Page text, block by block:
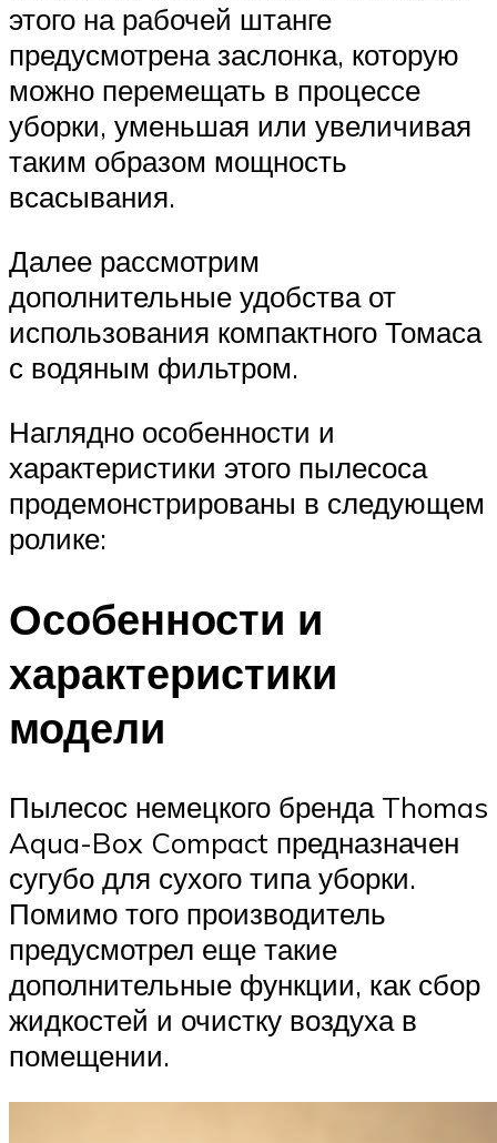
этого на рабочей штанге
предусмотрена заслонка, которую
можно перемещать в процессе
уборки, уменьшая или увеличивая
таким образом мощность
всасывания.
Далее рассмотрим
дополнительные удобства от
использования компактного Томаса
с водяным фильтром.
Наглядно особенности и
характеристики этого пылесоса
продемонстрированы в следующем
ролике:
Особенности и
характеристики
модели
Пылесос немецкого бренда Thomas
Aqua-Box Compact предназначен
сугубо для сухого типа уборки.
Помимо того производитель
предусмотрел еще такие
дополнительные функции, как сбор
жидкостей и очистку воздуха в
помещении.